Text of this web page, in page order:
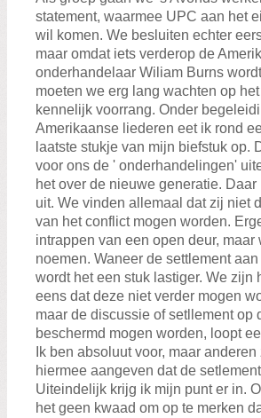
statement, waarmee UPC aan het
wil komen. We besluiten echter
maar omdat iets verderop de
onderhandelaar Wiliam Burns
moeten we erg lang wachten op
kennelijk voorrang. Onder
Amerikaanse liederen eet ik rond
laatste stukje van mijn biefstuk op.
voor ons de ' onderhandelingen'
het over de nieuwe generatie. Daar
uit. We vinden allemaal dat zij niet
van het conflict mogen worden.
intrappen van een open deur, maar
noemen. Waneer de settlement
wordt het een stuk lastiger. We zijn
eens dat deze niet verder mogen
maar de discussie of setllement op
beschermd mogen worden, loopt
Ik ben absoluut voor, maar
hiermee aangeven dat de
Uiteindelijk krijg ik mijn punt er in.
het geen kwaad om op te merken